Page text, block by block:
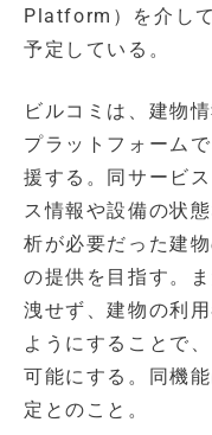
Platform）を介し
予定している。
ビルコミは、建物
プラットフォーム
援する。同サービ
ス情報や設備の状
析が必要だった建
の提供を目指す。
洩せず、建物の利
ようにすることで
可能にする。同機
定とのこと。